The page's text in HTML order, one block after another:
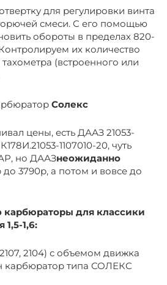
для регулировки винта
смеси. С его помощью
обороты в пределах 820-
их количество
(встроенного или
Солекс
цены, есть ДААЗ 21053-
1107010-20, чуть
но ДААЗнеожиданно
до 3790р, а потом и вовсе до
карбюраторы для классики
1,6:
2104) с объемом движка
карбюратор типа СОЛЕКС